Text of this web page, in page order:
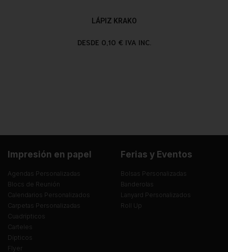
LÁPIZ KRAKO
DESDE 0,10 € IVA INC.
Impresión en papel
Agendas Personalizadas
Blocs de Reunión
Calendarios Personalizados
Carpetas Personalizadas
Cuadrípticos
Carteles
Dípticos
Flyer
Ferias y Eventos
Bolsas Personalizadas
Banderolas
Lanyard Personalizados
Roll Up